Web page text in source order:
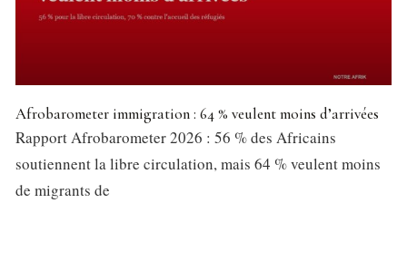
Afrobarometer immigration : 64 % veulent moins d’arrivées
Rapport Afrobarometer 2026 : 56 % des Africains
soutiennent la libre circulation, mais 64 % veulent moins
de migrants de